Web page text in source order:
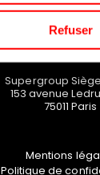
Refuser
Supergroup
153 avenue
75011 Paris
Mentions
Politique de